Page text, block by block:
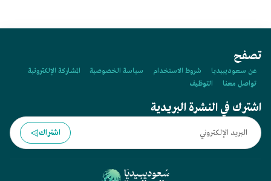
تصفح
عن سعوديبيديا شروط الاستخدام سياسة الخصوصية
المشاركة الإلكترونية
تواصل معنا
التوظيف
اشترك في النشرة البريدية
اشتراك